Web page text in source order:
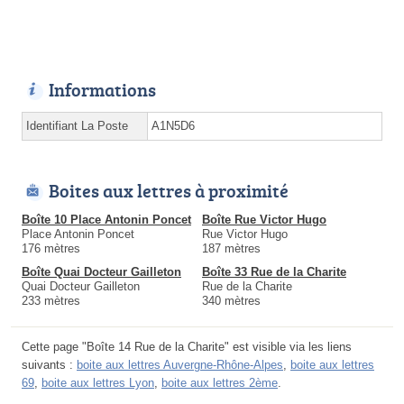
Informations
Identifiant La Poste A1N5D6
Boites aux lettres à proximité
Boîte 10 Place Antonin Poncet
Place Antonin Poncet
176 mètres
Boîte Rue Victor Hugo
Rue Victor Hugo
187 mètres
Boîte Quai Docteur Gailleton
Quai Docteur Gailleton
233 mètres
Boîte 33 Rue de la Charite
Rue de la Charite
340 mètres
Cette page "Boîte 14 Rue de la Charite" est visible via les liens
suivants : boite aux lettres Auvergne-Rhône-Alpes, boite aux lettres
69, boite aux lettres Lyon, boite aux lettres 2ème.